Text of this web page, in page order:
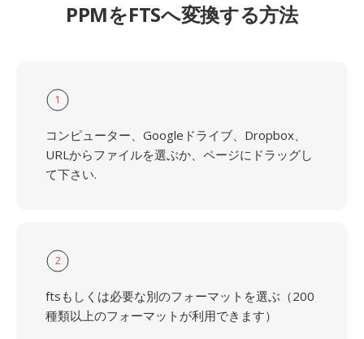
PPMをFTSへ変換する方法
1
コンピューター、Googleドライブ、Dropbox、
URLからファイルを選ぶか、ページにドラッグし
て下さい.
2
ftsもしくは必要な別のフォーマットを選ぶ（200
種類以上のフォーマットが利用できます）